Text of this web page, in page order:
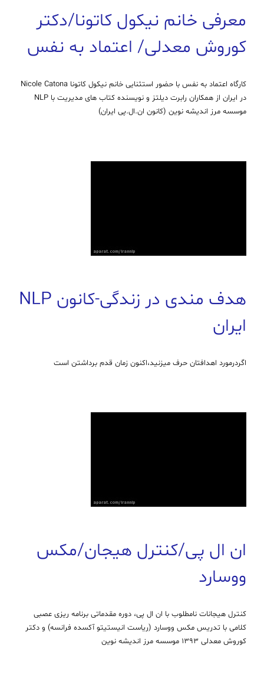
معرفی خانم نیکول کاتونا/دکتر
کوروش معدلی/ اعتماد به نفس
کارگاه اعتماد به نفس با حضور استثنایی خانم نیکول کاتونا Nicole Catona
در ایران از همکاران رابرت دیلتز و نویسنده کتاب های مدیریت با NLP
موسسه مرز اندیشه نوین (کانون ان.ال.پی ایران)
هدف مندی در زندگی-کانون NLP
ایران
اگردرمورد اهدافتان حرف میزنید،اکنون زمان قدم برداشتن است
ان ال پی/کنترل هیجان/مکس
ووسارد
کنترل هیجانات نامطلوب با ان ال پی، دوره مقدماتی برنامه ریزی عصبی
کلامی با تدریس مکس ووسارد (ریاست انیستیتو آکسده فرانسه) و دکتر
کوروش معدلی 1393 موسسه مرز اندیشه نوین